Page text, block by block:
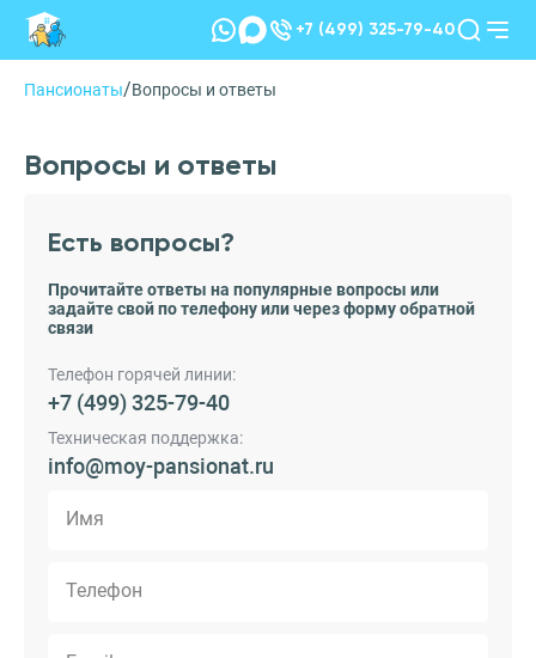
+7 (499) 325-79-40
Пансионаты/Вопросы и ответы
Вопросы и ответы
Есть вопросы?
Прочитайте ответы на популярные вопросы или
задайте свой по телефону или через форму обратной
связи
Телефон горячей линии:
+7 (499) 325-79-40
Техническая поддержка:
info@moy-pansionat.ru